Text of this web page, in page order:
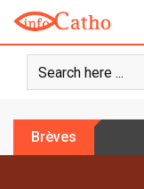
o
Brèves